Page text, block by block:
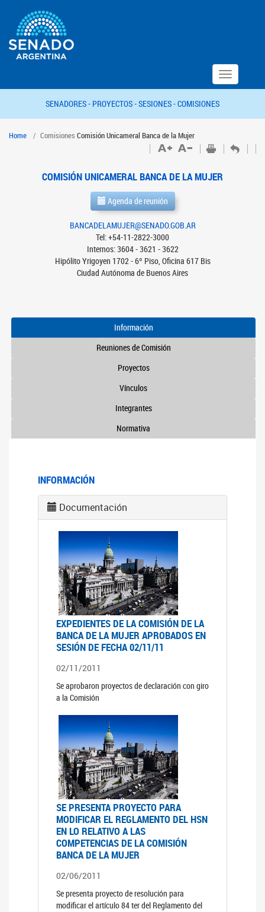
Toggle
navigation
SENADORES - PROYECTOS -SESIONES -COMISIONES
Home Comisiones Comisión Unicameral Banca de la Mujer
COMISIÓN UNICAMERAL BANCA DE LA MUJER
Agenda de reunión
BANCADELAMUJER@SENADO.GOB.AR
Tel: +54-11-2822-3000
Internos: 3604 - 3621 - 3622
Hipólito Yrigoyen 1702 - 6º Piso, Oficina 617 Bis
Ciudad Autónoma de Buenos Aires
Información
Reuniones de Comisión
Proyectos
Vínculos
Integrantes
Normativa
INFORMACIÓN
Documentación
EXPEDIENTES DE LA COMISIÓN DE LA
BANCA DE LA MUJER APROBADOS EN
SESIÓN DE FECHA 02/11/11
02/11/2011
Se aprobaron proyectos de declaración con giro
a la Comisión
SE PRESENTA PROYECTO PARA
MODIFICAR EL REGLAMENTO DEL HSN
EN LO RELATIVO A LAS
COMPETENCIAS DE LA COMISIÓN
BANCA DE LA MUJER
02/06/2011
Se presenta proyecto de resolución para
modificar el artículo 84 ter del Reglamento del